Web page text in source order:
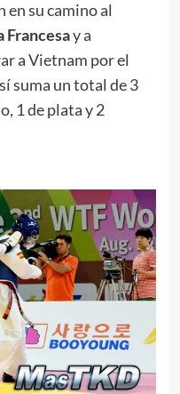
en su camino al
Francesay a
a Vietnam por el
suma un total de 3
1 de plata y 2